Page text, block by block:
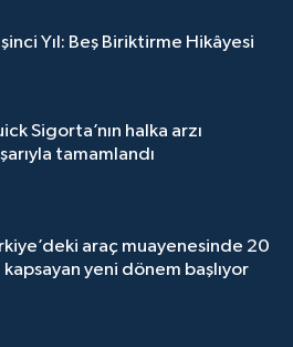
Yıl: Beş Biriktirme Hikâyesi
Sigorta’nın halka arzı
tamamlandı
araç muayenesinde 20
kapsayan yeni dönem başlıyor